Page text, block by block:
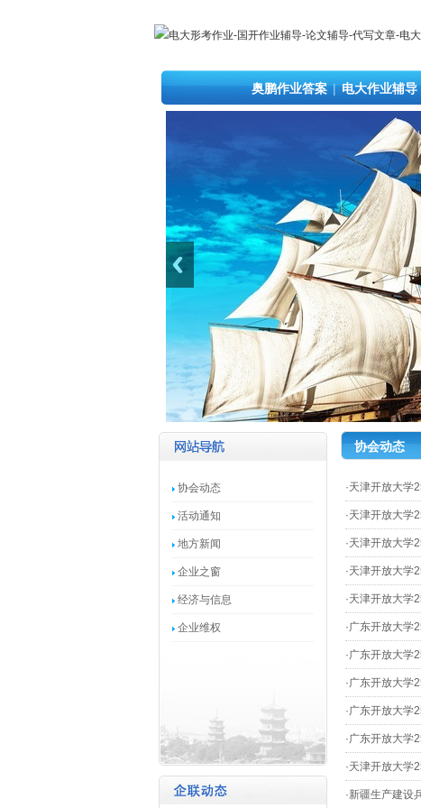
奥鹏作业答案 | 电大作业辅导
协会动态
活动通知
地方新闻
企业之窗
经济与信息
企业维权
协会动态
·天津开放大学
·天津开放大学
·天津开放大学
·天津开放大学
·天津开放大学
·广东开放大学
·广东开放大学
·广东开放大学
·广东开放大学
·广东开放大学
·天津开放大学
·新疆生产建设